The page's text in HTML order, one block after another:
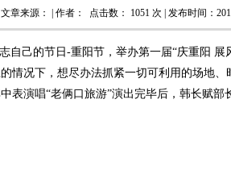
文章来源： | 作者： 点击数： 1051 次 | 发布时间：
自己的节日-重阳节，举办第一届“庆重阳
情况下，想尽办法抓紧一切可利用的场地
表演唱“老俩口旅游”演出完毕后，韩长赋部